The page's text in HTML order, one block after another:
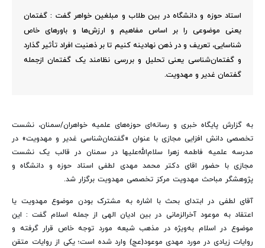
استاد حوزه و دانشگاه در بین طلاب و مبلغین خواهر گفت : گفتمان
یعنی موضوعی را بر اساس مفاهیم و ارزش‌ها و باورهای خاص
شناسایی، تعریف و در ذهن نهادینه کنیم تا بر ذهنیت افراد تأثیر گذارد
و گفتمان‌شناسی یعنی تحلیل و بررسی نظامند یک گفتمان ازجمله
گفتمان غدیر و مهدویت.
به گزارش پایگاه خبری و رسانه‌ای حوزه‌های علمیه خواهران/سمنان، نشست
تخصصی دانش افزایی مجازی با عنوان «گفتمان‌شناسی غدیر و مهدویت» در
مدرسه علمیه فاطمه زهرا سلام‌الله‌علیها در سمنان در قالب یک نشست
مجازی با حضور اقای دکتر محمد مهدی لطفی استاد حوزه و دانشگاه و
پژوهشگر مباحث مهدویت مرکز تخصصی مهدویت برگزار شد.
آقای لطفی در ابتدای بحث با اشاره به مشترک بودن موضوع مهدویت یا
اعتقاد به موعود آخرالزمانی در بین ادیان الهی از جمله اسلام گفت : این
موضوع در اسلام به‌ویژه در مذهب شیعه مورد توجه خاص قرار گرفته و
روایات زیادی در مورد مهدی موعود(عج) وارد شده است؛ یکی از روایات متقن